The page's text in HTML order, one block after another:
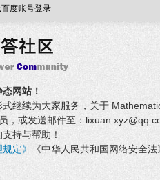
度账号登录
网站！
式继续为大家服务，关于
，或发送邮件至：
持与帮助！
定》 《中华人民共和国网络安全